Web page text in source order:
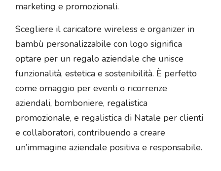
marketing e promozionali.
Scegliere il caricatore wireless e organizer in
bambù personalizzabile con logo significa
optare per un regalo aziendale che unisce
funzionalità, estetica e sostenibilità. È perfetto
come omaggio per eventi o ricorrenze
aziendali, bomboniere, regalistica
promozionale, e regalistica di Natale per clienti
e collaboratori, contribuendo a creare
un’immagine aziendale positiva e responsabile.